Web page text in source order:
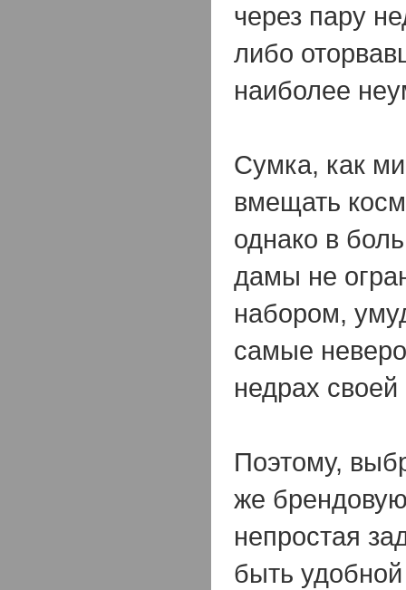
через пару
либо
наиболее
Сумка, как
вмещать
однако в
дамы не
набором,
самые
недрах своей
Поэтому,
же
непростая
быть